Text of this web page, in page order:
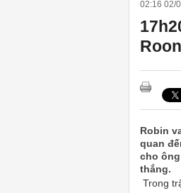
02:16 02/
Robin
quan
cho
thắng.
Trong